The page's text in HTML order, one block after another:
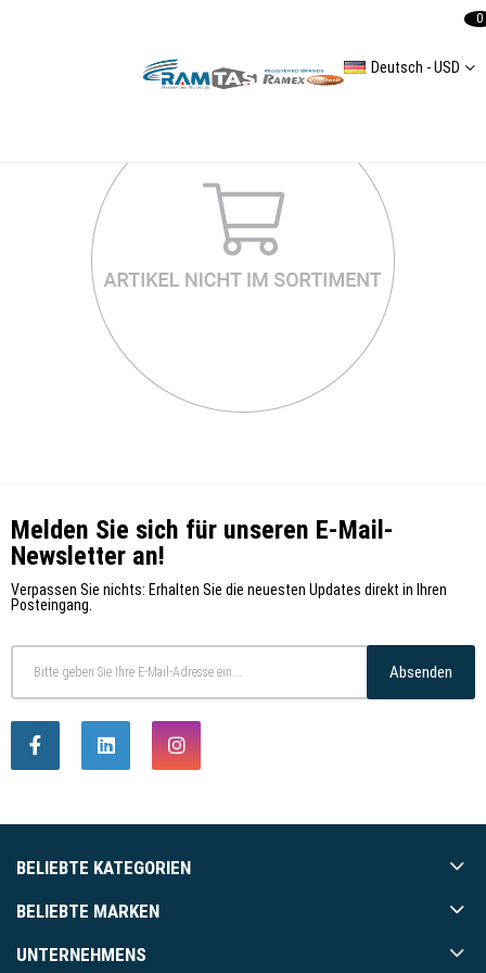
Deutsch - USD
0
A4(8E2B6) Arka Aks Burçları
Melden Sie sich für unseren E-Mail-
Newsletter an!
Verpassen Sie nichts: Erhalten Sie die neuesten Updates direkt in Ihren
Posteingang.
Absenden
BELIEBTE KATEGORIEN
BELIEBTE MARKEN
UNTERNEHMENS